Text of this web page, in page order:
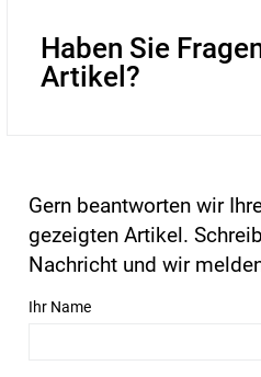
Haben Sie
Artikel?
Gern beantworten wir
gezeigten Artikel.
Nachricht und wir
Ihr Name